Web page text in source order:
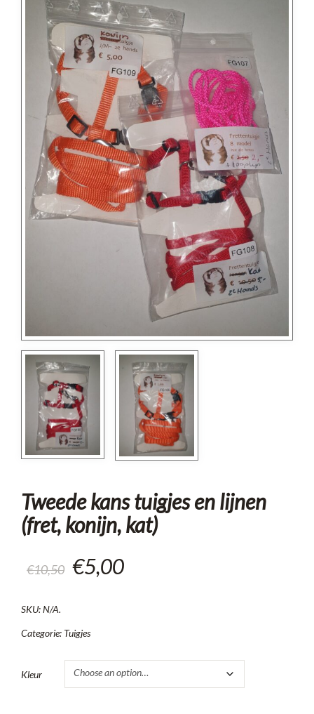
Tweede kans tuigjes en lijnen
(fret, konijn, kat)
€10,50
Oorspronkelijke
prijs
€5,00Huidige
SKU:N/A.
Categorie: Tuigjes
Kleur